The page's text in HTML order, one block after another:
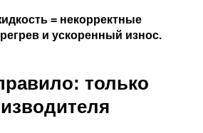
= некорректные
и ускоренный износ.
только